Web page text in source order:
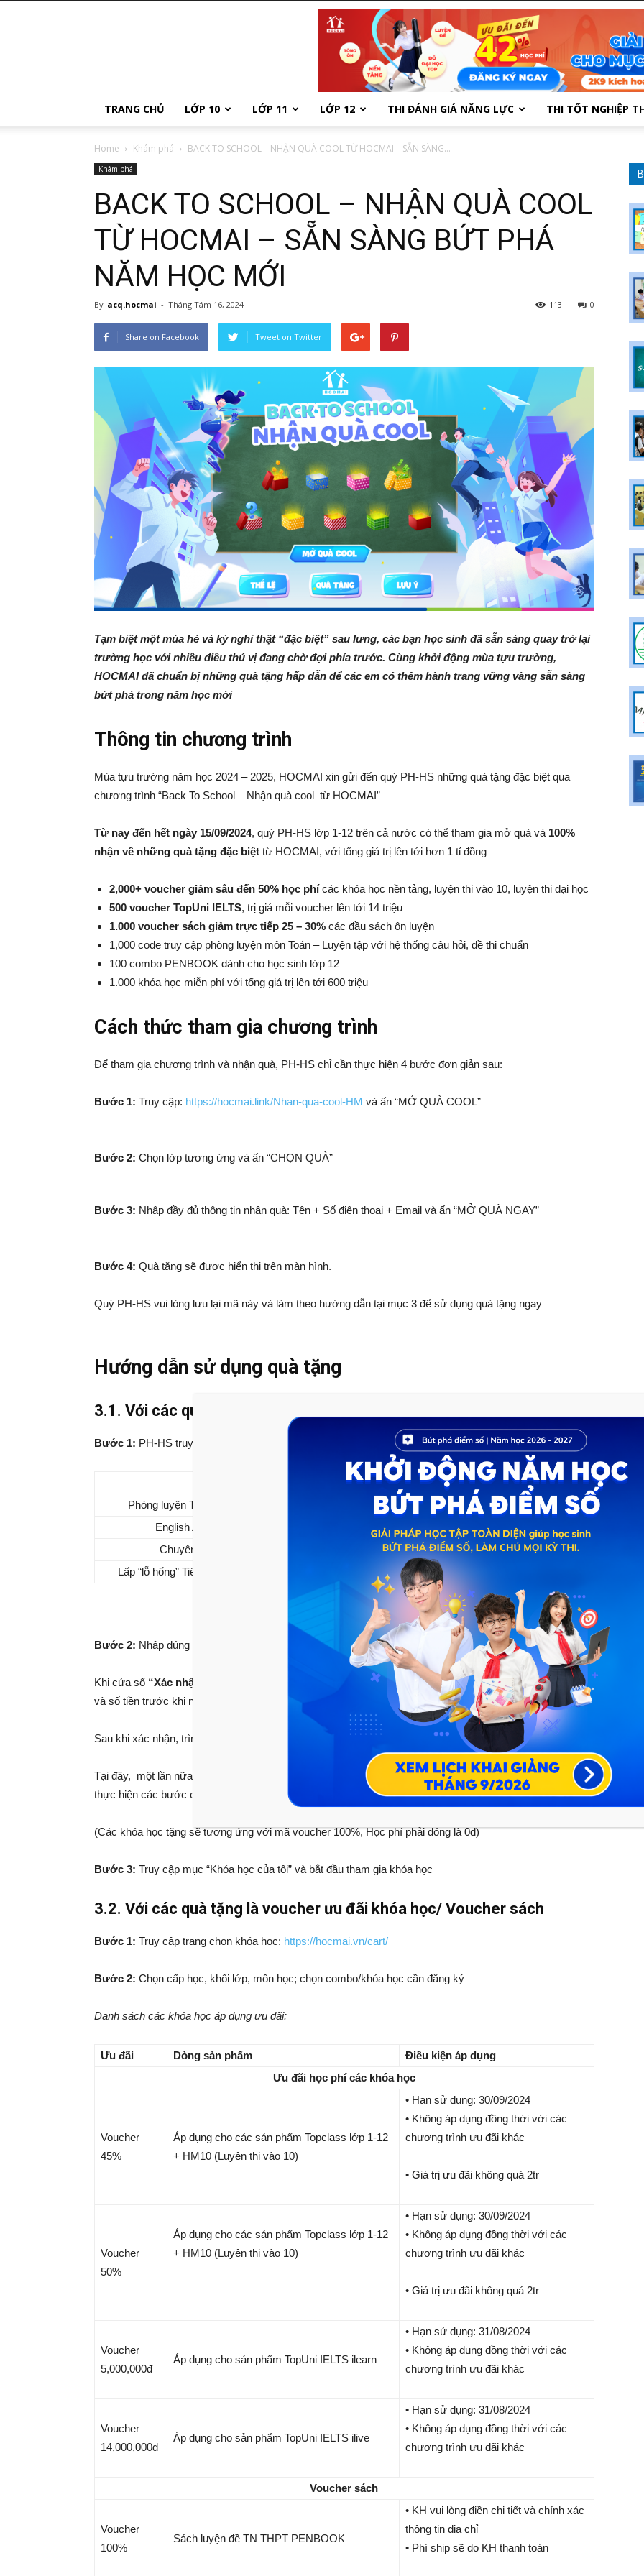
TRANG CHỦ LỚP 10 LỚP 11 LỚP 12 THI ĐÁNH GIÁ NĂNG LỰC THI TỐT NGHIỆP
Home Khám phá BACK TO SCHOOL – NHẬN QUÀ COOL TỪ HOCMAI – SẴN SÀNG...
Khám phá
BACK TO SCHOOL – NHẬN QUÀ COOL
TỪ HOCMAI – SẴN SÀNG BỨT PHÁ
NĂM HỌC MỚI
By acq.hocmai - Tháng Tám 16, 2024 0
113
Share on Facebook Tweet on Twitter
Tạm biệt một mùa hè và kỳ nghỉ thật “đặc biệt” sau lưng, các bạn học sinh đã sẵn sàng quay trở lại
trường học với nhiều điều thú vị đang chờ đợi phía trước. Cùng khởi động mùa tựu trường,
HOCMAI đã chuẩn bị những quà tặng hấp dẫn để các em có thêm hành trang vững vàng sẵn sàng
bứt phá trong năm học mới
Thông tin chương trình
Mùa tựu trường năm học 2024 – 2025, HOCMAI xin gửi đến quý PH-HS những quà tặng đặc biệt qua
chương trình “Back To School – Nhận quà cool từ HOCMAI”
Từ nay đến hết ngày 15/09/2024, quý PH-HS lớp 1-12 trên cả nước có thể tham gia mở quà và 100%
nhận về những quà tặng đặc biệttừ HOCMAI, với tổng giá trị lên tới hơn 1 tỉ đồng
2,000+ voucher giảm sâu đến 50% học phícác khóa học nền tảng, luyện thi vào 10, luyện thi đại học
500 voucher TopUni IELTS, trị giá mỗi voucher lên tới 14 triệu
1.000 voucher sách giảm trực tiếp 25 – 30%các đầu sách ôn luyện
1,000 code truy cập phòng luyện môn Toán – Luyện tập với hệ thống câu hỏi, đề thi chuẩn
100 combo PENBOOK dành cho học sinh lớp 12
1.000 khóa học miễn phí với tổng giá trị lên tới 600 triệu
Cách thức tham gia chương trình
Để tham gia chương trình và nhận quà, PH-HS chỉ cần thực hiện 4 bước đơn giản sau:
Bước 1: Truy cập: https://hocmai.link/Nhan-qua-cool-HM và ấn “MỞ QUÀ COOL”
Bước 2: Chọn lớp tương ứng và ấn “CHỌN QUÀ”
Bước 3: Nhập đầy đủ thông tin nhận quà: Tên + Số điện thoại + Email và ấn “MỞ QUÀ NGAY”
Bước 4: Quà tặng sẽ được hiển thị trên màn hình.
Quý PH-HS vui lòng lưu lại mã này và làm theo hướng dẫn tại mục 3 để sử dụng quà tặng ngay
Hướng dẫn sử dụng quà tặng
3.1. Với các quà tặng là khóa học
Bước 1: PH-HS truy cập link và chọn đúng khóa học được tặng
Link khóa học
Thời hạn sử dụng
Phòng luyện Toán từ lớp 6 – 11 3 tháng
Link
Hạn sử dụng: 31/08/2024
English Adventure with Milo
Link
Hạn sử dụng: 31/08/2024
Chuyên đề Bất đẳng thức
Link
Hạn sử dụng: 31/08/2024
Lấp “lỗ hổng” Tiếng Anh thi tốt nghiệp THPT
Link
Bước 2: Nhập đúng mã code tại mục “Khuyến mãi/voucher”rồi nhấn “Thanh toán”
Khi cửa sổ“Xác nhận đăng ký học”
hiện ra, Quý PH/HS cần xem lại, đảm bảo chính xác các hạng mục
và số tiền trước khi nhấn “Xác nhận thanh toán khóa học”.
Sau khi xác nhận, trình duyệt sẽ chuyển tiếp tới trang thanh toán.
Tại đây, một lần nữa xem lại thông tin đơn hàng để tránh sai sót; sau đó chọn hình thức thanh toán và
thực hiện các bước còn lại theo hướng dẫn trên màn hình để hoàn tất đơn
(Các khóa học tặng sẽ tương ứng với mã voucher 100%, Học phí phải đóng là 0đ)
Bước 3: Truy cập mục “Khóa học của tôi” và bắt đầu tham gia khóa học
3.2. Với các quà tặng là voucher ưu đãi khóa học/ Voucher sách
Bước 1: Truy cập trang chọn khóa học: https://hocmai.vn/cart/
Bước 2: Chọn cấp học, khối lớp, môn học; chọn combo/khóa học cần đăng ký
Danh sách các khóa học áp dụng ưu đãi:
Ưu đãi Dòng sản phẩm
Điều kiện áp dụng
Ưu đãi học phí các khóa học
Voucher
45%
Áp dụng cho các sản phẩm Topclass lớp 1-12
+ HM10 (Luyện thi vào 10)
• Hạn sử dụng: 30/09/2024
• Không áp dụng đồng thời với các
chương trình ưu đãi khác
• Giá trị ưu đãi không quá 2tr
Voucher
50%
Áp dụng cho các sản phẩm Topclass lớp 1-12
+ HM10 (Luyện thi vào 10)
• Hạn sử dụng: 30/09/2024
• Không áp dụng đồng thời với các
chương trình ưu đãi khác
• Giá trị ưu đãi không quá 2tr
Voucher
5,000,000đ
Áp dụng cho sản phẩm TopUni IELTS ilearn
• Hạn sử dụng: 31/08/2024
• Không áp dụng đồng thời với các
chương trình ưu đãi khác
Voucher
14,000,000đ
Áp dụng cho sản phẩm TopUni IELTS ilive
• Hạn sử dụng: 31/08/2024
• Không áp dụng đồng thời với các
chương trình ưu đãi khác
Voucher sách
Voucher
100%
Sách luyện đề TN THPT PENBOOK
• KH vui lòng điền chi tiết và chính xác
thông tin địa chỉ
• Phí ship sẽ do KH thanh toán